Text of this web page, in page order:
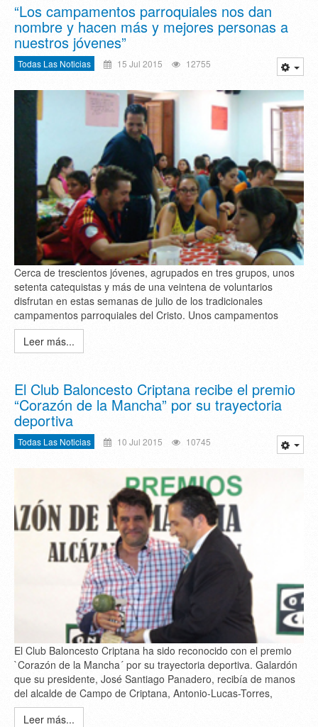
“Los campamentos parroquiales nos dan
nombre y hacen más y mejores personas a
nuestros jóvenes”
Todas Las Noticias 15 Jul 2015 12755
Cerca de trescientos jóvenes, agrupados en tres grupos, unos
setenta catequistas y más de una veintena de voluntarios
disfrutan en estas semanas de julio de los tradicionales
campamentos parroquiales del Cristo. Unos campamentos
Leer más...
El Club Baloncesto Criptana recibe el premio
“Corazón de la Mancha” por su trayectoria
deportiva
Todas Las Noticias 10 Jul 2015 10745
El Club Baloncesto Criptana ha sido reconocido con el premio
`Corazón de la Mancha´ por su trayectoria deportiva. Galardón
que su presidente, José Santiago Panadero, recibía de manos
del alcalde de Campo de Criptana, Antonio-Lucas-Torres,
Leer más...